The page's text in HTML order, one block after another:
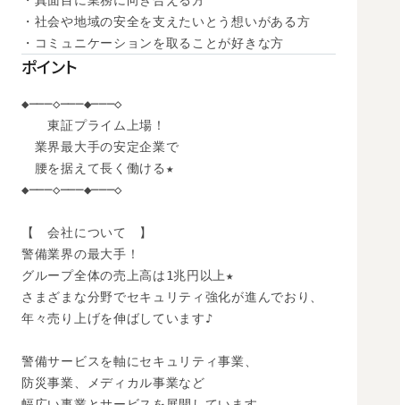
・社会や地域の安全を支えたいとう想いがある方
・コミュニケーションを取ることが好きな方
ポイント
◆───◇───◆───◇
東証プライム上場！
業界最大手の安定企業で
腰を据えて長く働ける★
◆───◇───◆───◇
【　会社について　】
警備業界の最大手！
グループ全体の売上高は1兆円以上★
さまざまな分野でセキュリティ強化が進んでおり、
年々売り上げを伸ばしています♪
警備サービスを軸にセキュリティ事業、
防災事業、メディカル事業など